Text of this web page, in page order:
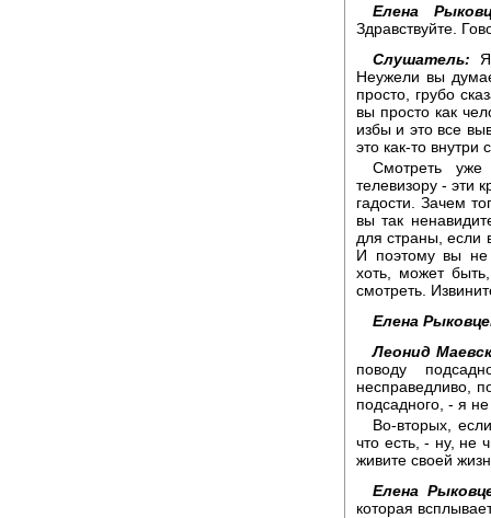
Елена
Здравствуйте.
Слушатель: Я
Неужели вы
просто, грубо
вы просто как
избы и это все
это как-то внутри
Смотреть
телевизору - эти
гадости. Зачем
вы так
для страны, если
И поэтому вы не
хоть, может
смотреть.
Елена
Леонид
поводу
несправедливо,
подсадного, - я
Во-вторых,
что есть, - ну, не
живите своей
Елена
которая